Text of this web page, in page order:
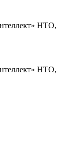
НТО,
НТО,